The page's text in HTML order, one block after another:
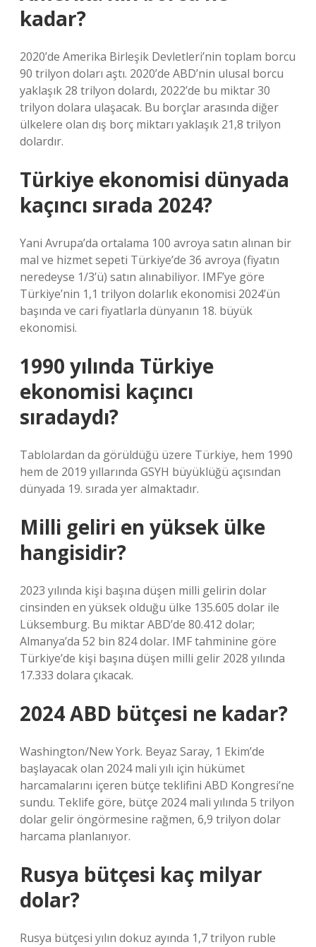
kadar?
2020’de Amerika Birleşik Devletleri’nin toplam borcu
90 trilyon doları aştı. 2020’de ABD’nin ulusal borcu
yaklaşık 28 trilyon dolardı, 2022’de bu miktar 30
trilyon dolara ulaşacak. Bu borçlar arasında diğer
ülkelere olan dış borç miktarı yaklaşık 21,8 trilyon
dolardır.
Türkiye ekonomisi dünyada
kaçıncı sırada 2024?
Yani Avrupa’da ortalama 100 avroya satın alınan bir
mal ve hizmet sepeti Türkiye’de 36 avroya (fiyatın
neredeyse 1/3’ü) satın alınabiliyor. IMF’ye göre
Türkiye’nin 1,1 trilyon dolarlık ekonomisi 2024’ün
başında ve cari fiyatlarla dünyanın 18. büyük
ekonomisi.
1990 yılında Türkiye
ekonomisi kaçıncı
sıradaydı?
Tablolardan da görüldüğü üzere Türkiye, hem 1990
hem de 2019 yıllarında GSYH büyüklüğü açısından
dünyada 19. sırada yer almaktadır.
Milli geliri en yüksek ülke
hangisidir?
2023 yılında kişi başına düşen milli gelirin dolar
cinsinden en yüksek olduğu ülke 135.605 dolar ile
Lüksemburg. Bu miktar ABD’de 80.412 dolar;
Almanya’da 52 bin 824 dolar. IMF tahminine göre
Türkiye’de kişi başına düşen milli gelir 2028 yılında
17.333 dolara çıkacak.
2024 ABD bütçesi ne kadar?
Washington/New York. Beyaz Saray, 1 Ekim’de
başlayacak olan 2024 mali yılı için hükümet
harcamalarını içeren bütçe teklifini ABD Kongresi’ne
sundu. Teklife göre, bütçe 2024 mali yılında 5 trilyon
dolar gelir öngörmesine rağmen, 6,9 trilyon dolar
harcama planlanıyor.
Rusya bütçesi kaç milyar
dolar?
Rusya bütçesi yılın dokuz ayında 1,7 trilyon ruble